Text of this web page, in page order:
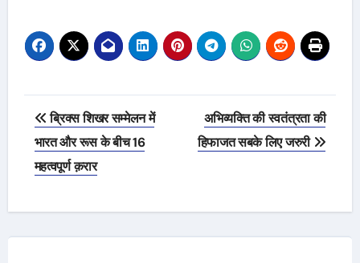
Post
navigation
ब्रिक्स शिखर सम्मेलन में
भारत और रूस के बीच 16
महत्वपूर्ण क़रार
अभिव्यक्ति की स्वतंत्रता की
हिफाजत सबके लिए जरुरी